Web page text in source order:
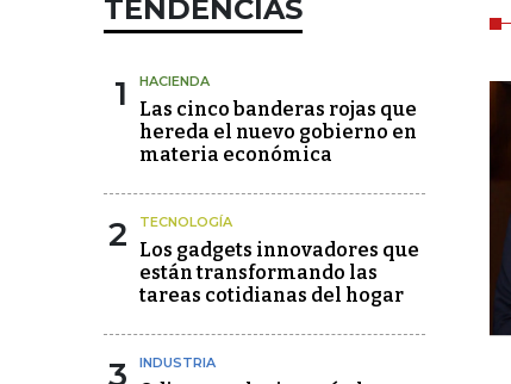
TENDENCIAS
1 HACIENDA
Las cinco banderas rojas que
hereda el nuevo gobierno en
materia económica
2 TECNOLOGÍA
Los gadgets innovadores que
están transformando las
tareas cotidianas del hogar
3 INDUSTRIA